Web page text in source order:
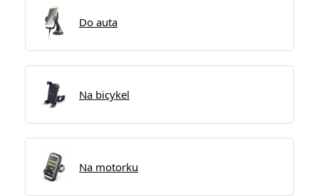
Do auta
Na bicykel
Na motorku